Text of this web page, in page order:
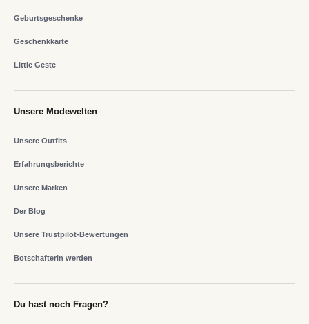
Geburtsgeschenke
Geschenkkarte
Little Geste
Unsere Modewelten
Unsere Outfits
Erfahrungsberichte
Unsere Marken
Der Blog
Unsere Trustpilot-Bewertungen
Botschafterin werden
Du hast noch Fragen?